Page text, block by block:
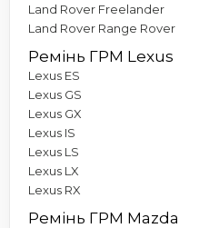
Land Rover Freelander
Land Rover Range Rover
Ремінь ГРМ Lexus
Lexus ES
Lexus GS
Lexus GX
Lexus IS
Lexus LS
Lexus LX
Lexus RX
Ремінь ГРМ Mazda